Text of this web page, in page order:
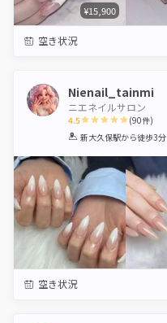
¥15,900
空き状況
Nienail_tainmi
ニエネイルサロン
4.5
1 2 3 4 5
(90件)
新大久保駅から徒歩3分
空き状況